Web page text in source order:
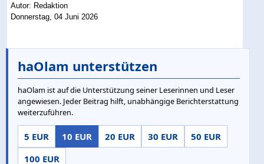
Autor: Redaktion
Donnerstag, 04 Juni 2026
haOlam unterstützen
haOlam ist auf die Unterstützung seiner Leserinnen und Leser
angewiesen. Jeder Beitrag hilft, unabhängige Berichterstattung
weiterzuführen.
5 EUR 10 EUR 20 EUR 30 EUR
50 EUR
100 EUR